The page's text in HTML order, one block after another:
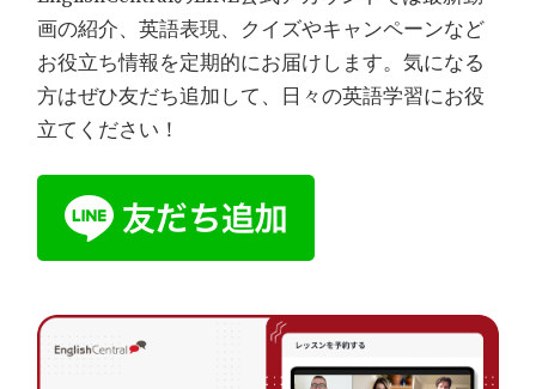
画の紹介、英語表現、クイズやキャンペーンなど
お役立ち情報を定期的にお届けします。気になる
方はぜひ友だち追加して、日々の英語学習にお役
立てください！